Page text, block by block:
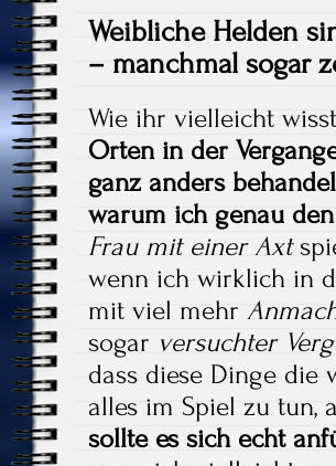
Weibliche Helden
– manchmal sogar
Wie ihr vielleicht
Orten in der
ganz anders
warum ich genau
Frau mit einer Axt
wenn ich wirklich in
mit viel mehr
sogar versuchter
dass diese Dinge die
alles im Spiel zu tun,
sollte es sich echt